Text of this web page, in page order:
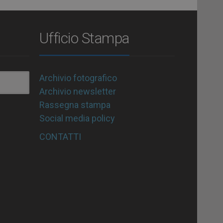
Ufficio Stampa
Archivio fotografico
Archivio newsletter
Rassegna stampa
Social media policy
CONTATTI